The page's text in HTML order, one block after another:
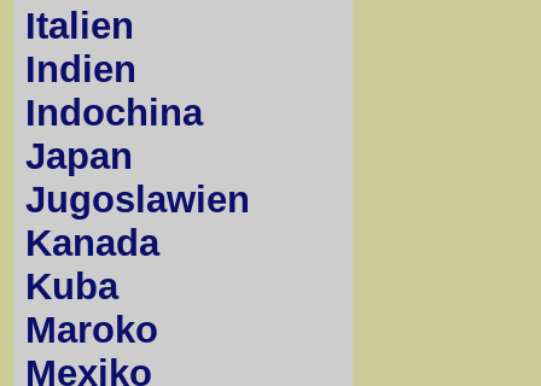
Italien
Indien
Indochina
Japan
Jugoslawien
Kanada
Kuba
Maroko
Mexiko